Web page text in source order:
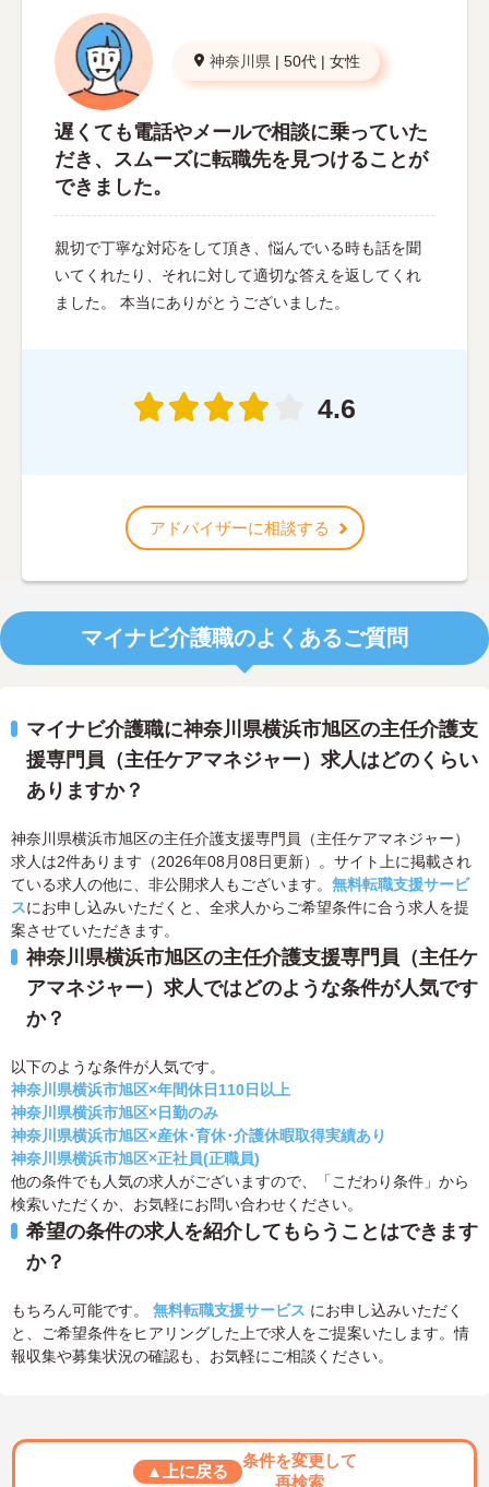
神奈川県 | 50代 | 女性
遅くても電話やメールで相談に乗っていた
だき、スムーズに転職先を見つけることが
できました。
親切で丁寧な対応をして頂き、悩んでいる時も話を聞
いてくれたり、それに対して適切な答えを返してくれ
ました。 本当にありがとうございました。
4.6
アドバイザーに相談する
マイナビ介護職のよくあるご質問
マイナビ介護職に神奈川県横浜市旭区の主任介護支
援専門員（主任ケアマネジャー）求人はどのくらい
ありますか？
神奈川県横浜市旭区の主任介護支援専門員（主任ケアマネジャー）
求人は2件あります（2026年08月08日更新）。サイト上に掲載され
ている求人の他に、非公開求人もございます。 無料転職支援サービ
スにお申し込みいただくと、全求人からご希望条件に合う求人を提
案させていただきます。
神奈川県横浜市旭区の主任介護支援専門員（主任ケ
アマネジャー）求人ではどのような条件が人気です
か？
以下のような条件が人気です。
神奈川県横浜市旭区×年間休日110日以上
神奈川県横浜市旭区×日勤のみ
神奈川県横浜市旭区×産休･育休･介護休暇取得実績あり
神奈川県横浜市旭区×正社員(正職員)
他の条件でも人気の求人がございますので、「こだわり条件」から
検索いただくか、お気軽にお問い合わせください。
希望の条件の求人を紹介してもらうことはできます
か？
もちろん可能です。 無料転職支援サービス にお申し込みいただく
と、ご希望条件をヒアリングした上で求人をご提案いたします。情
報収集や募集状況の確認も、お気軽にご相談ください。
▲上に戻る
条件を変更して
再検索